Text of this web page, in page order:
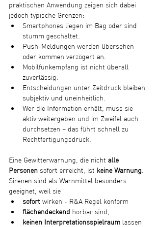
praktischen Anwendung zeigen sich dabei
jedoch typische Grenzen:
Smartphones liegen im Bag oder sind
stumm geschaltet.
Push-Meldungen werden übersehen
oder kommen verzögert an.
Mobilfunkempfang ist nicht überall
zuverlässig.
Entscheidungen unter Zeitdruck bleiben
subjektiv und uneinheitlich.
Wer die Information erhält, muss sie
aktiv weitergeben und im Zweifel auch
durchsetzen – das führt schnell zu
Rechtfertigungsdruck.
Eine Gewitterwarnung, die nicht alle
Personen sofort erreicht, ist keine Warnung.
Sirenen sind als Warnmittel besonders
geeignet, weil sie
sofort wirken - R&A Regel konform
flächendeckend hörbar sind,
keinen Interpretationsspielraum lassen